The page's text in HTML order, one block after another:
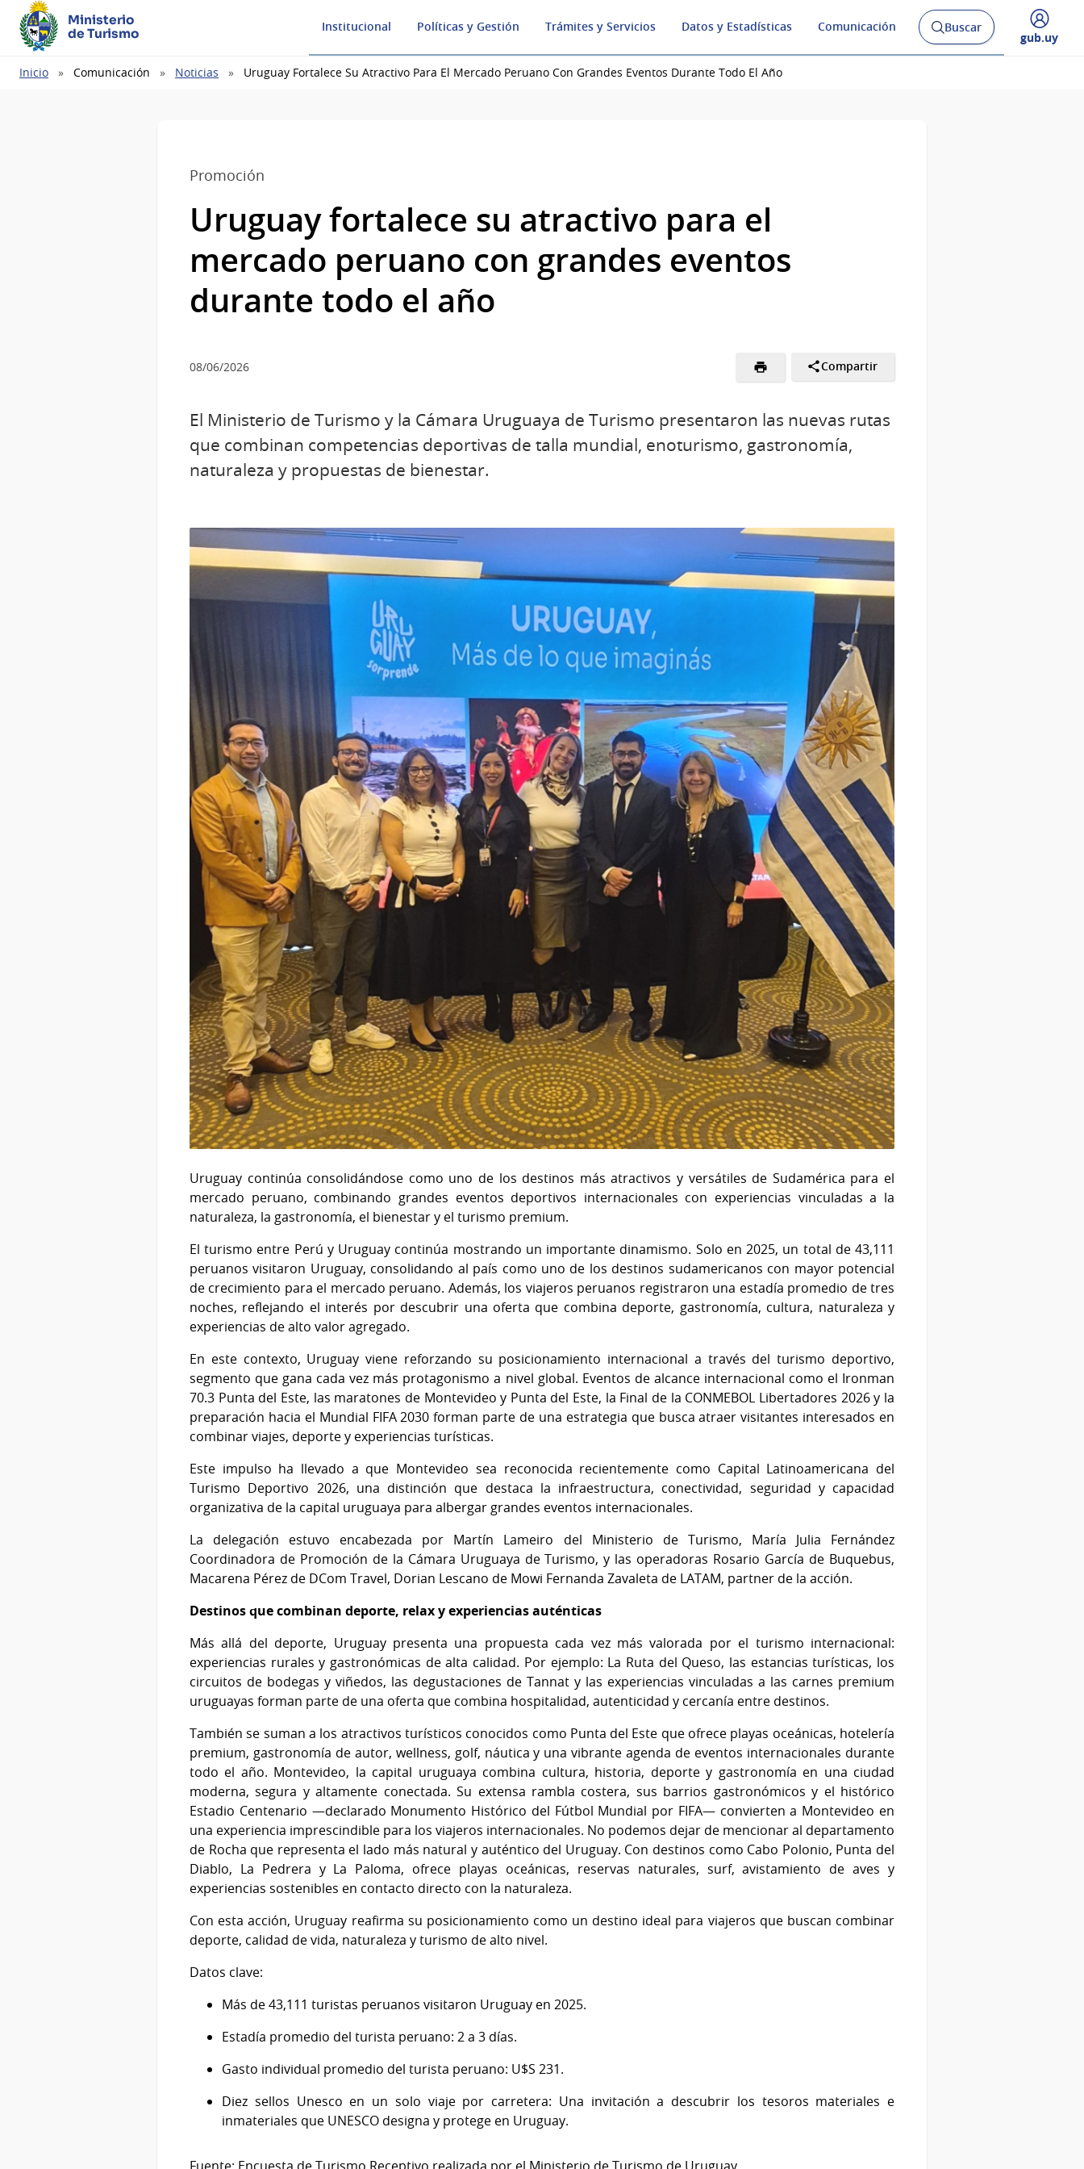
Ministerio
de Turismo
Institucional Políticas y Gestión Trámites y Servicios Datos y Estadísticas Comunicación
Abrir
buscador
Buscar
Desplegar
gub.uy
Ruta
Inicio Comunicación Noticias Uruguay Fortalece Su Atractivo Para El Mercado Peruano Con Grandes Eventos Durante Todo El Año
Promoción
Uruguay fortalece su atractivo para el
mercado peruano con grandes eventos
durante todo el año
08/06/2026 Compartir
El Ministerio de Turismo y la Cámara Uruguaya de Turismo presentaron las nuevas rutas
que combinan competencias deportivas de talla mundial, enoturismo, gastronomía,
naturaleza y propuestas de bienestar.
Uruguay continúa consolidándose como uno de los destinos más atractivos y versátiles de Sudamérica para el
mercado peruano, combinando grandes eventos deportivos internacionales con experiencias vinculadas a la
naturaleza, la gastronomía, el bienestar y el turismo premium.
El turismo entre Perú y Uruguay continúa mostrando un importante dinamismo. Solo en 2025, un total de 43,111
peruanos visitaron Uruguay, consolidando al país como uno de los destinos sudamericanos con mayor potencial
de crecimiento para el mercado peruano. Además, los viajeros peruanos registraron una estadía promedio de tres
noches, reflejando el interés por descubrir una oferta que combina deporte, gastronomía, cultura, naturaleza y
experiencias de alto valor agregado.
En este contexto, Uruguay viene reforzando su posicionamiento internacional a través del turismo deportivo,
segmento que gana cada vez más protagonismo a nivel global. Eventos de alcance internacional como el Ironman
70.3 Punta del Este, las maratones de Montevideo y Punta del Este, la Final de la CONMEBOL Libertadores 2026 y la
preparación hacia el Mundial FIFA 2030 forman parte de una estrategia que busca atraer visitantes interesados en
combinar viajes, deporte y experiencias turísticas.
Este impulso ha llevado a que Montevideo sea reconocida recientemente como Capital Latinoamericana del
Turismo Deportivo 2026, una distinción que destaca la infraestructura, conectividad, seguridad y capacidad
organizativa de la capital uruguaya para albergar grandes eventos internacionales.
La delegación estuvo encabezada por Martín Lameiro del Ministerio de Turismo, María Julia Fernández
Coordinadora de Promoción de la Cámara Uruguaya de Turismo, y las operadoras Rosario García de Buquebus,
Macarena Pérez de DCom Travel, Dorian Lescano de Mowi Fernanda Zavaleta de LATAM, partner de la acción.
Destinos que combinan deporte, relax y experiencias auténticas
Más allá del deporte, Uruguay presenta una propuesta cada vez más valorada por el turismo internacional:
experiencias rurales y gastronómicas de alta calidad. Por ejemplo: La Ruta del Queso, las estancias turísticas, los
circuitos de bodegas y viñedos, las degustaciones de Tannat y las experiencias vinculadas a las carnes premium
uruguayas forman parte de una oferta que combina hospitalidad, autenticidad y cercanía entre destinos.
También se suman a los atractivos turísticos conocidos como Punta del Este que ofrece playas oceánicas, hotelería
premium, gastronomía de autor, wellness, golf, náutica y una vibrante agenda de eventos internacionales durante
todo el año. Montevideo, la capital uruguaya combina cultura, historia, deporte y gastronomía en una ciudad
moderna, segura y altamente conectada. Su extensa rambla costera, sus barrios gastronómicos y el histórico
Estadio Centenario —declarado Monumento Histórico del Fútbol Mundial por FIFA— convierten a Montevideo en
una experiencia imprescindible para los viajeros internacionales. No podemos dejar de mencionar al departamento
de Rocha que representa el lado más natural y auténtico del Uruguay. Con destinos como Cabo Polonio, Punta del
Diablo, La Pedrera y La Paloma, ofrece playas oceánicas, reservas naturales, surf, avistamiento de aves y
experiencias sostenibles en contacto directo con la naturaleza.
Con esta acción, Uruguay reafirma su posicionamiento como un destino ideal para viajeros que buscan combinar
deporte, calidad de vida, naturaleza y turismo de alto nivel.
Datos clave:
Más de 43,111 turistas peruanos visitaron Uruguay en 2025.
Estadía promedio del turista peruano: 2 a 3 días.
Gasto individual promedio del turista peruano: U$S 231.
Diez sellos Unesco en un solo viaje por carretera: Una invitación a descubrir los tesoros materiales e
inmateriales que UNESCO designa y protege en Uruguay.